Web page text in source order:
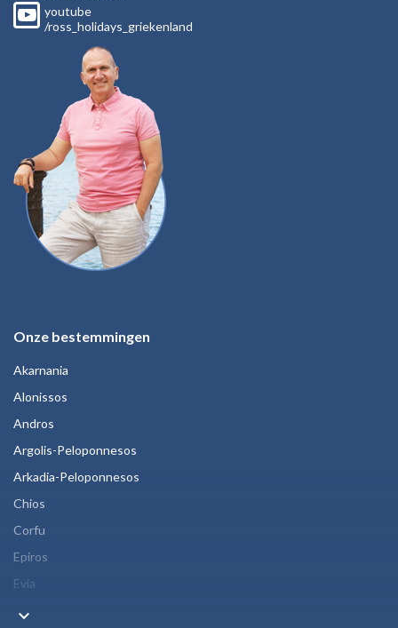
youtube
/ross_holidays_griekenland
Onze bestemmingen
Akarnania
Alonissos
Andros
Argolis-Peloponnesos
Arkadia-Peloponnesos
Chios
Corfu
Epiros
Evia
keyboard_arrow_down